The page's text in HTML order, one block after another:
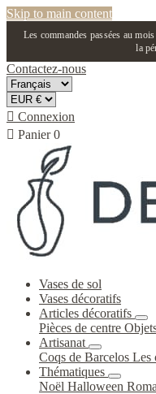
Skip to main content
Les commandes passées au
la
Contactez-nous
 Connexion
 Panier 0
Vases de sol
Vases décoratifs
Articles décoratifs
Pièces de centre
Artisanat
Coqs de Barcelos Les
Thématiques
Noël Halloween